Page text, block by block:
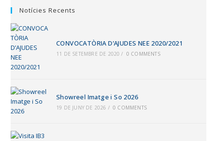
Notícies Recents
CONVOCATÒRIA D’AJUDES NEE 2020/2021
11 DE SETEMBRE DE 2020 / 0 COMMENTS
Showreel Imatge i So 2026
19 DE JUNY DE 2026 / 0 COMMENTS